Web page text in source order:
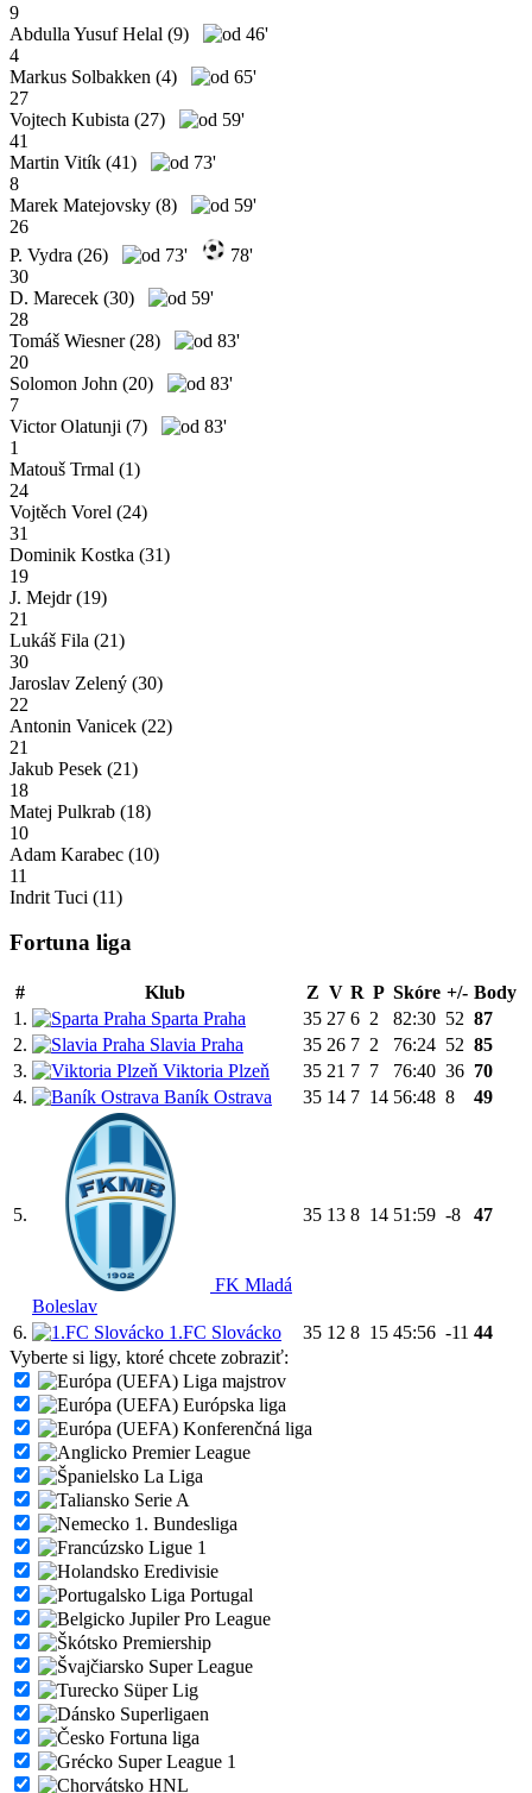
9
Abdulla Yusuf Helal (9)
46'
4
Markus Solbakken (4)
65'
27
Vojtech Kubista (27)
59'
41
Martin Vitík (41)
73'
8
Marek Matejovsky (8)
59'
26
P. Vydra (26) 73'
78'
30
D. Marecek (30)
59'
28
Tomáš Wiesner(28)
83'
20
Solomon John (20)
83'
7
Victor Olatunji (7)
83'
1
Matouš Trmal (1)
24
Vojtěch Vorel (24)
31
Dominik Kostka (31)
19
J. Mejdr(19)
21
Lukáš Fila (21)
30
Jaroslav Zelený (30)
22
Antonin Vanicek (22)
21
Jakub Pesek (21)
18
Matej Pulkrab (18)
10
Adam Karabec (10)
11
Indrit Tuci (11)
Fortuna liga
# Klub Z V R P Skóre +/- Body
1.
Sparta Praha 35 27 6 2 82:30 52 87
2.
Slavia Praha 35 26 7 2 76:24 52 85
3.
Viktoria Plzeň 35 21 7 7 76:40 36 70
4.
Baník Ostrava 35 14 7 14 56:48 8 49
5.
FK Mladá
Boleslav
35 13 8 14 51:59 -8 47
6. 1.FC Slovácko 35 12 8 15 45:56 -11 44
Vyberte si ligy, ktoré chcete zobraziť:
Liga majstrov
Európska liga
Konferenčná liga
Premier League
La Liga
Serie A
1. Bundesliga
Ligue 1
Eredivisie
Liga Portugal
Jupiler Pro League
Premiership
Super League
Süper Lig
Superligaen
Fortuna liga
Super League 1
HNL